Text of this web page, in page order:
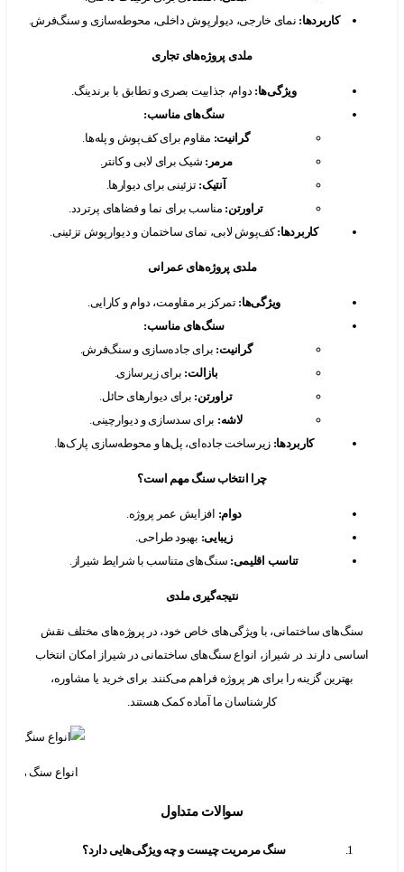
کاربردها
نمای خارجی، دیوارپوش داخلی، محوطه‌سازی و سنگ‌فرش.
ملدی پروژه‌های تجاری
دوام، جذابیت بصری و تطابق با برندینگ.
سنگ‌های مناسب:
مقاوم برای کف‌پوش و پله‌ها.
شیک برای لابی و کانتر.
تزئینی برای دیوارها.
مناسب برای نما و فضاهای پرتردد.
کاربردها
کف‌پوش لابی، نمای ساختمان و دیوارپوش تزئینی.
ملدی پروژه‌های عمرانی
تمرکز بر مقاومت، دوام و کارایی.
سنگ‌های مناسب:
برای جاده‌سازی و سنگ‌فرش.
برای زیرسازی.
برای دیوارهای حائل.
برای سدسازی و دیوارچینی.
کاربردها
زیرساخت جاده‌ای، پل‌ها و محوطه‌سازی پارک‌ها.
چرا انتخاب سنگ مهم است؟
افزایش عمر پروژه.
بهبود طراحی.
تناسب اقلیمی:سنگ‌های متناسب با شرایط شیراز.
نتیجه‌گیری ملدی
ساختمانی، با ویژگی‌های خاص خود، در پروژه‌های مختلف نقش
دارند. در شیراز، انواع سنگ‌های ساختمانی در شیراز امکان انتخاب
بهترین گزینه را برای هر پروژه فراهم می‌کنند. برای خرید یا مشاوره،
کارشناسان ما آماده کمک هستند.
انواع سنگ های ساختمانی
سوالات متداول
سنگ مرمریت چیست و چه ویژگی‌هایی دارد؟